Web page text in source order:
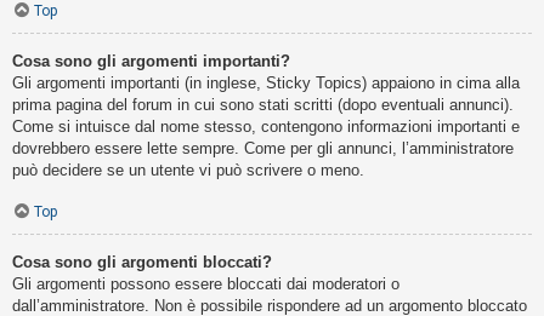
Top
Cosa sono gli argomenti importanti?
Gli argomenti importanti (in inglese, Sticky Topics) appaiono in cima alla
prima pagina del forum in cui sono stati scritti (dopo eventuali annunci).
Come si intuisce dal nome stesso, contengono informazioni importanti e
dovrebbero essere lette sempre. Come per gli annunci, l’amministratore
può decidere se un utente vi può scrivere o meno.
Top
Cosa sono gli argomenti bloccati?
Gli argomenti possono essere bloccati dai moderatori o
dall’amministratore. Non è possibile rispondere ad un argomento bloccato